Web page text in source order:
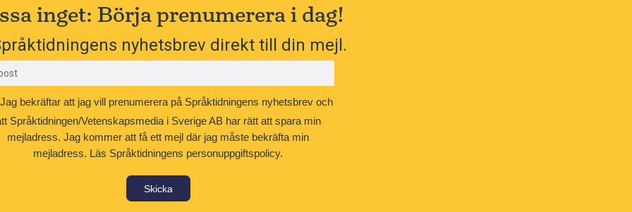
inget: Börja prenumerera i dag!
nyhetsbrev direkt till din mejl.
Jag bekräftar att jag vill prenumerera på Språktidningens nyhetsbrev och
Språktidningen/Vetenskapsmedia i Sverige AB har rätt att spara min
mejladress. Jag kommer att få ett mejl där jag måste bekräfta min
mejladress. Läs Språktidningens personuppgiftspolicy.
Skicka